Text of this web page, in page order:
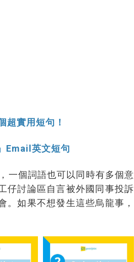
超實用短句！
Email英文短句
一個詞語也可以同時有多個意
仔討論區自言被外國同事投訴
如果不想發生這些烏龍事，